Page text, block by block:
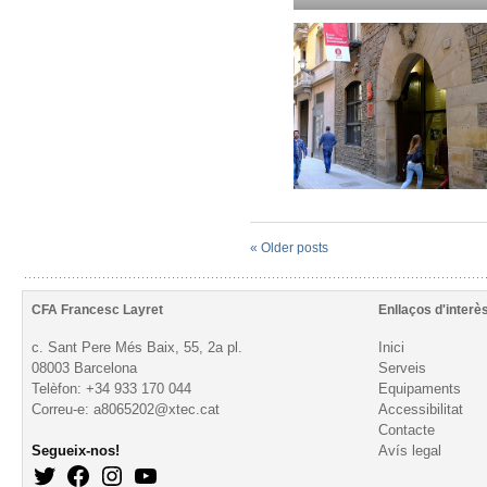
« Older posts
CFA Francesc Layret Enllaços
c. Sant Pere Més Baix, 55, 2a pl.
08003 Barcelona
Telèfon: +34 933 170 044
Correu-e: a8065202@xtec.cat
Segueix-nos!
Inici
Serveis
Equipaments
Accessibilitat
Contacte
Avís legal